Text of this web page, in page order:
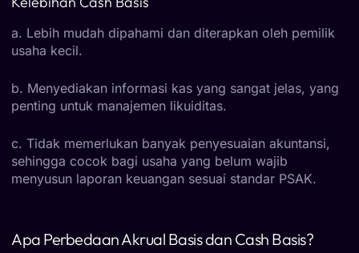
a. Lebih mudah dipahami dan diterapkan oleh pemilik
usaha kecil.
b. Menyediakan informasi kas yang sangat jelas, yang
penting untuk manajemen likuiditas.
c. Tidak memerlukan banyak penyesuaian akuntansi,
sehingga cocok bagi usaha yang belum wajib
menyusun laporan keuangan sesuai standar PSAK.
Apa Perbedaan Akrual Basis dan Cash Basis?